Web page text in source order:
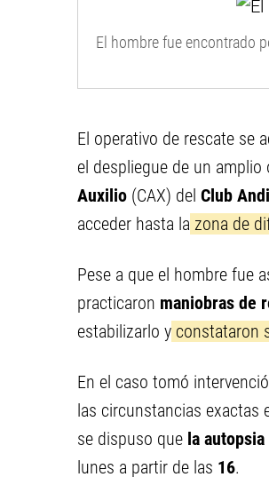
El hombre fue encontrado
El operativo de rescate se
el despliegue de un
Auxilio (CAX) del Club
acceder hasta la zona de
Pese a que el hombre fue
practicaron maniobras de
estabilizarlo y constataron
En el caso tomó
las circunstancias exactas
se dispuso que la autopsia
lunes a partir de las 16.